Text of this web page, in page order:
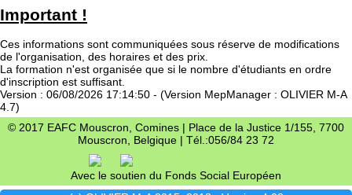
Important !
Ces informations sont communiquées sous réserve de modifications
de l'organisation, des horaires et des prix.
La formation n'est organisée que si le nombre d'étudiants en ordre
d'inscription est suffisant.
Version : 06/08/2026 17:14:50 - (Version MepManager : OLIVIER M-A
4.7)
© 2017 EAFC Mouscron, Comines | Place de la Justice 1/155, 7700
Mouscron, Belgique | Tél.:056/84 23 72
Avec le soutien du Fonds Social Européen